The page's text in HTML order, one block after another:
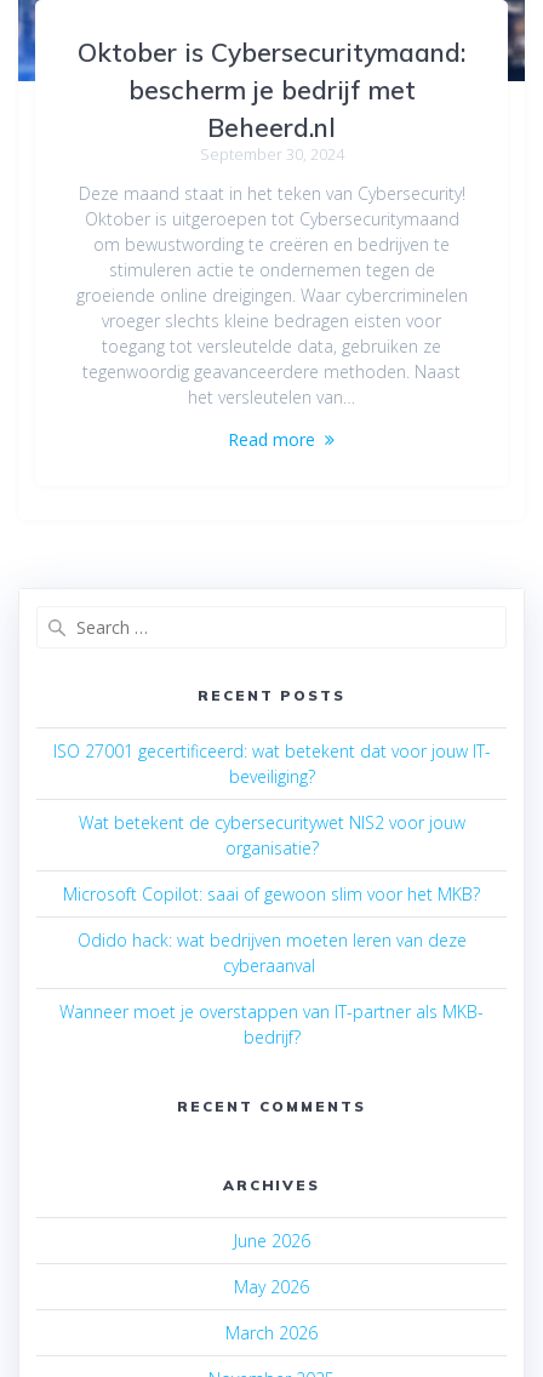
Oktober is Cybersecuritymaand:
bescherm je bedrijf met
Beheerd.nl
September 30, 2024
Deze maand staat in het teken van Cybersecurity!
Oktober is uitgeroepen tot Cybersecuritymaand
om bewustwording te creëren en bedrijven te
stimuleren actie te ondernemen tegen de
groeiende online dreigingen. Waar cybercriminelen
vroeger slechts kleine bedragen eisten voor
toegang tot versleutelde data, gebruiken ze
tegenwoordig geavanceerdere methoden. Naast
het versleutelen van…
Read more
RECENT POSTS
ISO 27001 gecertificeerd: wat betekent dat voor jouw IT-
beveiliging?
Wat betekent de cybersecuritywet NIS2 voor jouw
organisatie?
Microsoft Copilot: saai of gewoon slim voor het MKB?
Odido hack: wat bedrijven moeten leren van deze
cyberaanval
Wanneer moet je overstappen van IT-partner als MKB-
bedrijf?
RECENT COMMENTS
ARCHIVES
June 2026
May 2026
March 2026